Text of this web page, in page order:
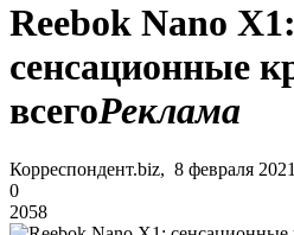
Reebok Nano X1:
сенсационные
всегоРеклама
Корреспондент.biz, 8 февраля
0
2058